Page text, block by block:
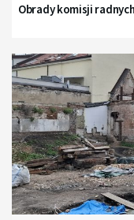
Obrady komisji